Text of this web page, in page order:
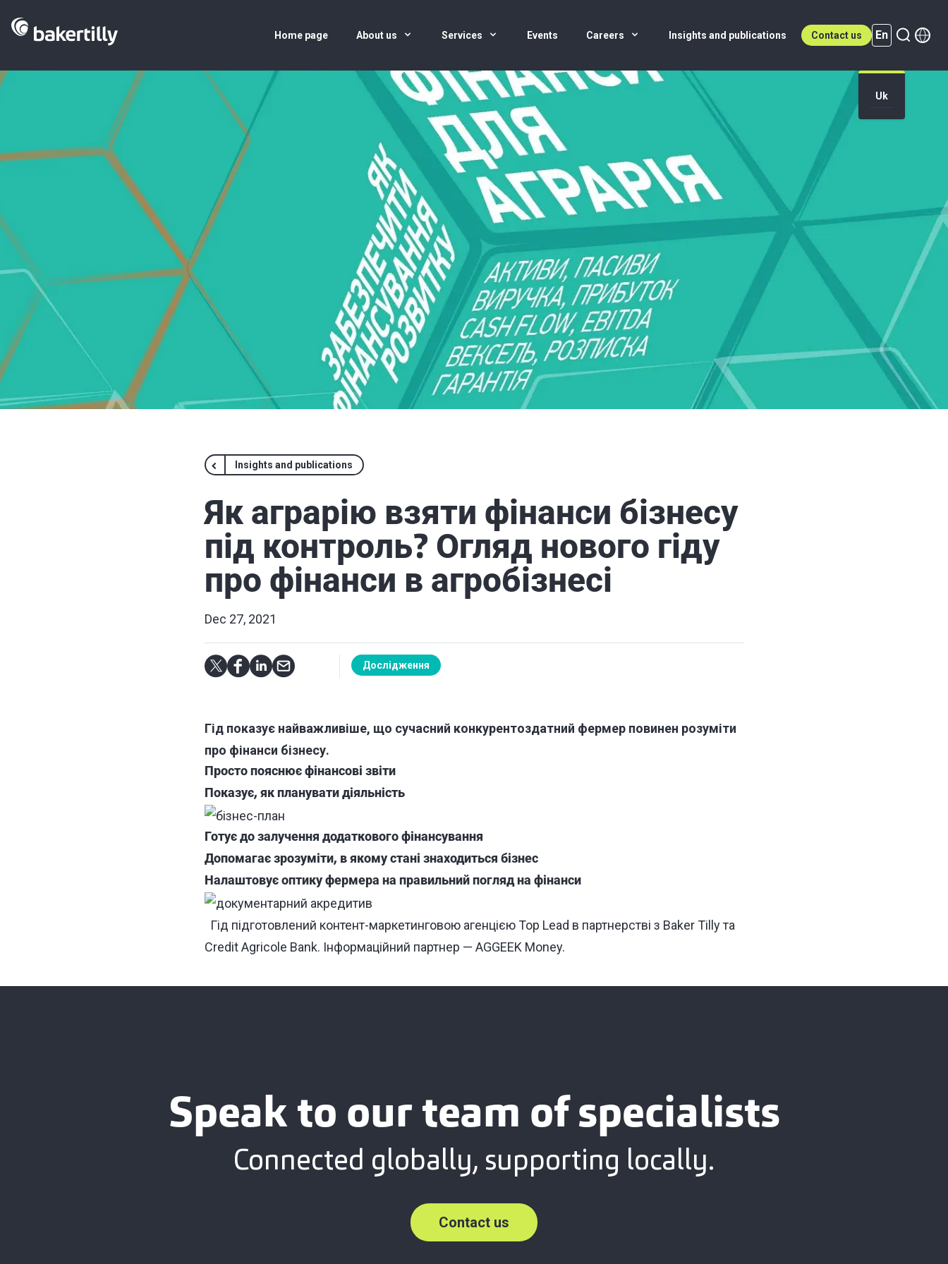
Home page About us Services Events Careers Insights and publications Contact us En
Uk
En (active)
Insights and publications
Як аграрію взяти фінанси бізнесу
під контроль? Огляд нового гіду
про фінанси в агробізнесі
Dec 27, 2021
Дослідження
Гід показує найважливіше, що сучасний конкурентоздатний фермер повинен розуміти
про фінанси бізнесу.
Просто пояснює фінансові звіти
Показує, як планувати діяльність
Готує до залучення додаткового фінансування
Допомагає зрозуміти, в якому стані знаходиться бізнес
Налаштовує оптику фермера на правильний погляд на фінанси
Гід підготовлений контент-маркетинговою агенцієюTop Lead в партнерстві з Baker Tilly та
Credit Agricole Bank. Інформаційний партнер — AGGEEK Money.
Speak to our team of specialists
Connected globally, supporting locally.
Contact us